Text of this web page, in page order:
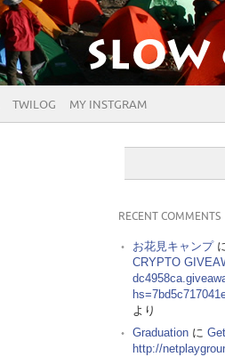
TWILOG MY INSTGRAM
RECENT COMMENTS
お花見キャンプ
CRYPTO
より
Graduationに
http://